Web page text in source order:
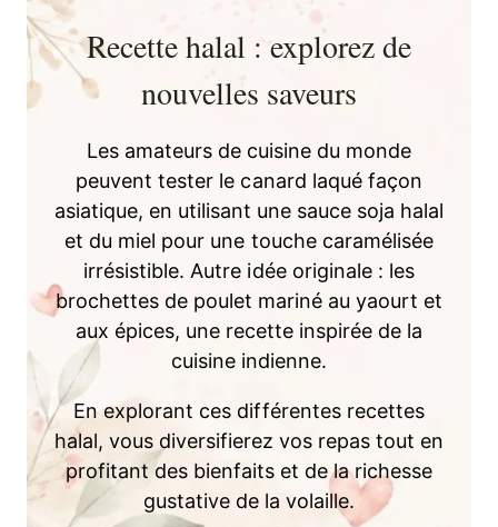
Recette halal : explorez de
nouvelles saveurs
Les amateurs de cuisine du monde
peuvent tester le canard laqué façon
asiatique, en utilisant une sauce soja halal
et du miel pour une touche caramélisée
irrésistible. Autre idée originale : les
brochettes de poulet mariné au yaourt et
aux épices, une recette inspirée de la
cuisine indienne.
En explorant ces différentes recettes
halal, vous diversifierez vos repas tout en
profitant des bienfaits et de la richesse
gustative de la volaille.